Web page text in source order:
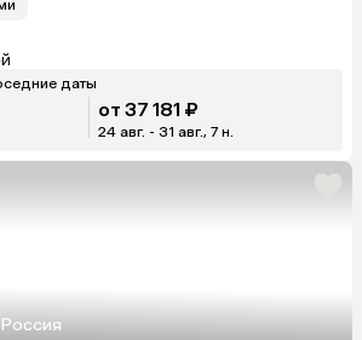
даты
от 37 181 ₽
24 авг. - 31 авг., 7 н.